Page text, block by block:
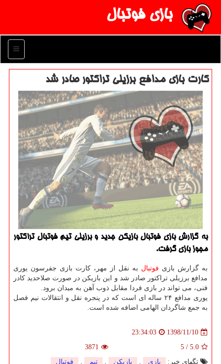
بازی فوتبال
منو
كارت بازی مدافع برزیلی تراكتور صادر شد
به گزارش بازی فوتبال بازیكن جدید و برزیلی تیم فوتبال تراكتور
مجوز بازی گرفت.
به گزارش بازی فوتبال به نقل از مهر، كارت بازی جفرسون یوری
مدافع برزیلی تراكتور صادر شد و این بازیكن در صورت صلاحدید كادر
فنی، می تواند در بازی فردا مقابل ذوب آهن به میدان برود.
یوری مدافع ۲۴ ساله ای است كه در پنجره نقل و انتقالات نیم فصل
به جمع شاگردان الهامی اضافه شده است.
1398/11/10
23:34:03
5.0
/
5
3871
تگهای خبر:
بازی , بازیكن , تیم , فوتبال